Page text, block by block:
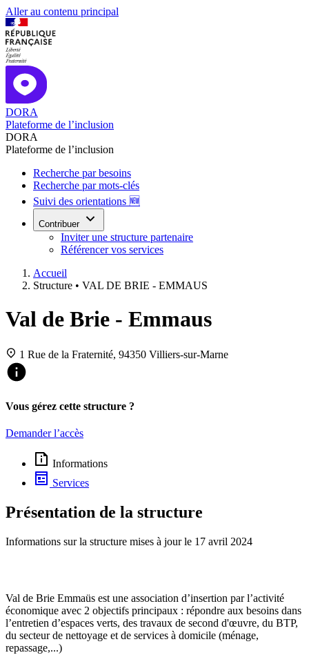
Aller au contenu principal
DORA
Plateforme de l’inclusion
DORA
Plateforme de l’inclusion
Recherche par besoins
Recherche par mots-clés
Suivi des orientations 🆕
Contribuer
Inviter une structure partenaire
Référencer vos services
Accueil
Structure • VAL DE BRIE - EMMAUS
Val de Brie - Emmaus
1 Rue de la Fraternité, 94350 Villiers-sur-Marne
Vous gérez cette structure ?
Demander l’accès
Informations
Services
Présentation de la structure
Informations sur la structure mises à jour le 17 avril 2024
Val de Brie Emmaüs est une association d’insertion par l’activité
économique avec 2 objectifs principaux : répondre aux besoins dans
l’entretien d’espaces verts, des travaux de second d'œuvre, du BTP,
du secteur de nettoyage et de services à domicile (ménage,
repassage,...)